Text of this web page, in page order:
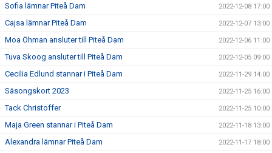
Sofia lämnar Piteå Dam 2022-12-08 17:00
Cajsa lämnar Piteå Dam 2022-12-07 13:00
Moa Öhman ansluter till Piteå Dam 2022-12-06 11:00
Tuva Skoog ansluter till Piteå Dam 2022-12-05 09:00
Cecilia Edlund stannar i Piteå Dam 2022-11-29 14:00
Säsongskort 2023 2022-11-25 16:00
Tack Christoffer 2022-11-25 10:00
Maja Green stannar i Piteå Dam 2022-11-18 13:00
Alexandra lämnar Piteå Dam 2022-11-17 18:00